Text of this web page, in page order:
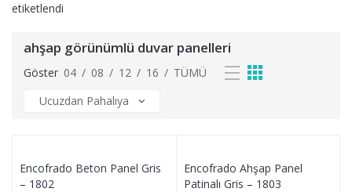
etiketlendi
ahşap görünümlü duvar panelleri
Göster 04 / 08 / 12 / 16 / TÜMÜ
Encofrado Beton Panel Gris
– 1802
Encofrado Ahşap Panel
Patinalı Gris – 1803